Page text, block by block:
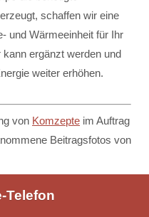
schaffen wir eine
und Wärmeeinheit für Ihr
ergänzt werden und
weiter erhöhen.
von Komzepte im Auftrag
Beitragsfotos von
Telefon